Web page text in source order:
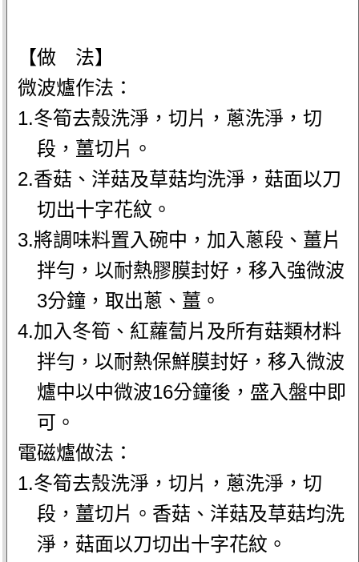
【做 法】
微波爐作法：
1.冬筍去殼洗淨，切片，蔥洗淨，切
段，薑切片。
2.香菇、洋菇及草菇均洗淨，菇面以刀
切出十字花紋。
3.將調味料置入碗中，加入蔥段、薑片
拌勻，以耐熱膠膜封好，移入強微波
3分鐘，取出蔥、薑。
4.加入冬筍、紅蘿蔔片及所有菇類材料
拌勻，以耐熱保鮮膜封好，移入微波
爐中以中微波16分鐘後，盛入盤中即
可。
電磁爐做法：
1.冬筍去殼洗淨，切片，蔥洗淨，切
段，薑切片。香菇、洋菇及草菇均洗
淨，菇面以刀切出十字花紋。